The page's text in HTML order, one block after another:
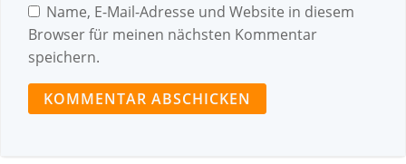
Name, E-Mail-Adresse und Website in diesem
Browser für meinen nächsten Kommentar
speichern.